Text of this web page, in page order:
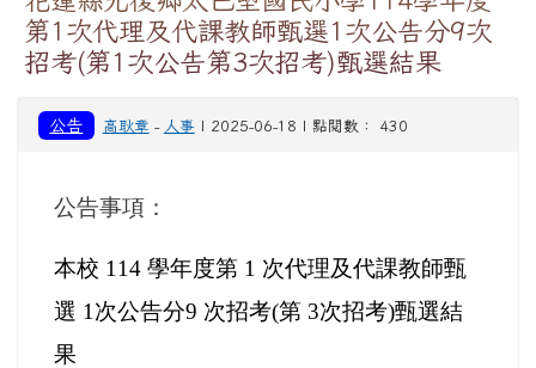
第1次代理及代課教師甄選1次公告分9次
招考(第1次公告第3次招考)甄選結果
公告 高耿章 - 人事 | 2025-06-18 | 點閱數： 430
公告事項：
本校 114 學年度第 1 次代理及代課教師甄
選 1次公告分9 次招考(第 3次招考)甄選結
果